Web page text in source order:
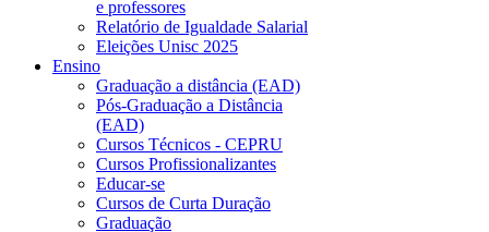
e professores
Relatório de Igualdade Salarial
Eleições Unisc 2025
Ensino
Graduação a distância (EAD)
Pós-Graduação a Distância
(EAD)
Cursos Técnicos - CEPRU
Cursos Profissionalizantes
Educar-se
Cursos de Curta Duração
Graduação